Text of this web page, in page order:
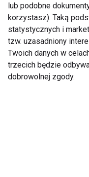
Strategia na
podtrzymanie
zgrabnej sylwetki
lub podobne
korzystasz). Taką
statystycznych i
tzw. uzasadniony
Twoich danych w
trzecich będzie
dobrowolnej zgody.